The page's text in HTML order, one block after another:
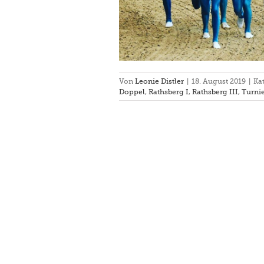
Von Leonie Distler 18. August 2019
Doppel, Rathsberg I, Rathsberg III,